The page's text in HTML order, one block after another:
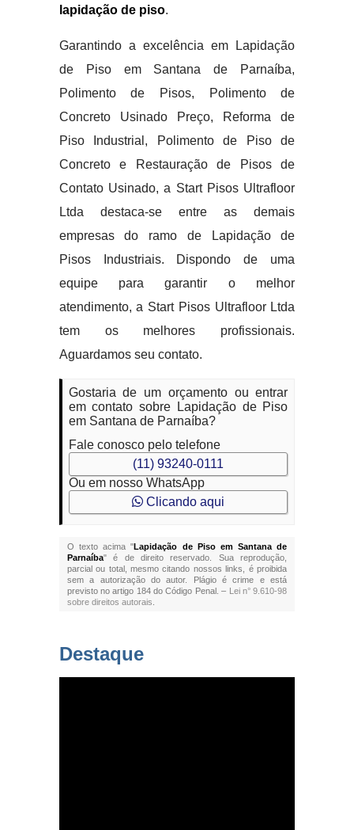
lapidação de piso.
Garantindo a excelência em Lapidação
de Piso em Santana de Parnaíba,
Polimento de Pisos, Polimento de
Concreto Usinado Preço, Reforma de
Piso Industrial, Polimento de Piso de
Concreto e Restauração de Pisos de
Contato Usinado, a Start Pisos Ultrafloor
Ltda destaca-se entre as demais
empresas do ramo de Lapidação de
Pisos Industriais. Dispondo de uma
equipe para garantir o melhor
atendimento, a Start Pisos Ultrafloor Ltda
tem os melhores profissionais.
Aguardamos seu contato.
Gostaria de um orçamento ou entrar
em contato sobre Lapidação de Piso
em Santana de Parnaíba?
Fale conosco pelo telefone
(11) 93240-0111
Ou em nosso WhatsApp
Clicando aqui
O texto acima "Lapidação de Piso em Santana de
Parnaíba" é de direito reservado. Sua reprodução,
parcial ou total, mesmo citando nossos links, é proibida
sem a autorização do autor. Plágio é crime e está
previsto no artigo 184 do Código Penal. – Lei n° 9.610-98
sobre direitos autorais
Destaque